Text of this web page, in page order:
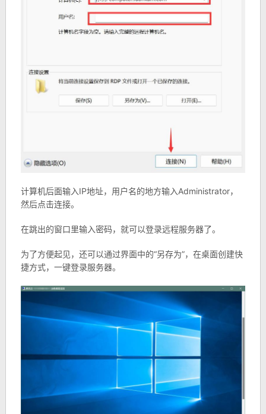
计算机后面输入IP地址，用户名的地方输入Administrator，
然后点击连接。
在跳出的窗口里输入密码，就可以登录远程服务器了。
为了方便起见，还可以通过界面中的“另存为”，在桌面创建快
捷方式，一键登录服务器。